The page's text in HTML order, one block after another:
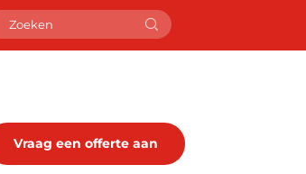
Vraag een offerte aan